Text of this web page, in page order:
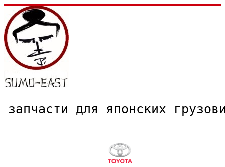
запчасти для японских